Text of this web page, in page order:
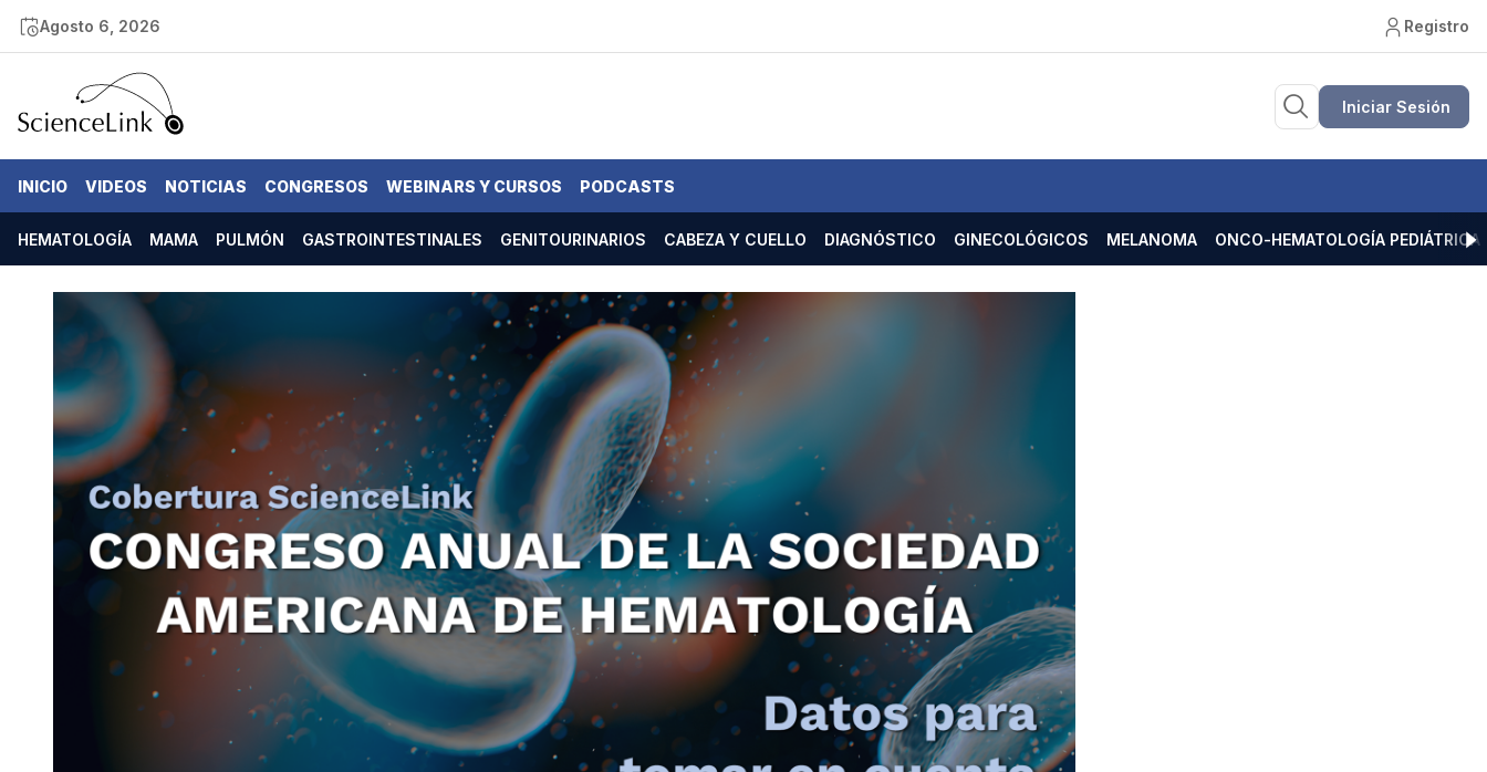
Agosto 6, 2026 Registro
Iniciar Sesión
INICIO VIDEOS NOTICIAS CONGRESOS WEBINARS Y CURSOS PODCASTS
HEMATOLOGÍA MAMA PULMÓN GASTROINTESTINALES GENITOURINARIOS CABEZA Y CUELLO DIAGNÓSTICO GINECOLÓGICOS MELANOMA ONCO-HEMATOLOGÍA PEDIÁTRICA